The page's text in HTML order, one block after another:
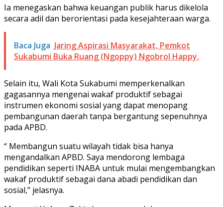
Ia menegaskan bahwa keuangan publik harus dikelola
secara adil dan berorientasi pada kesejahteraan warga.
Baca Juga Jaring Aspirasi Masyarakat, Pemkot
Sukabumi Buka Ruang (Ngoppy) Ngobrol Happy.
Selain itu, Wali Kota Sukabumi memperkenalkan
gagasannya mengenai wakaf produktif sebagai
instrumen ekonomi sosial yang dapat menopang
pembangunan daerah tanpa bergantung sepenuhnya
pada APBD.
“ Membangun suatu wilayah tidak bisa hanya
mengandalkan APBD. Saya mendorong lembaga
pendidikan seperti INABA untuk mulai mengembangkan
wakaf produktif sebagai dana abadi pendidikan dan
sosial,” jelasnya.